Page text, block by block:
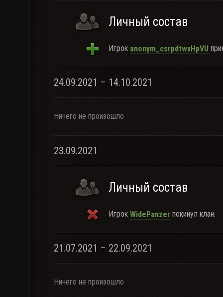
Личный состав
Игрок anonym_csrpdtwxHpVU
24.09.2021 – 14.10.2021
Ничего не произошло
23.09.2021
Личный состав
Игрок WidePanzer покинул клан.
21.07.2021 – 22.09.2021
Ничего не произошло